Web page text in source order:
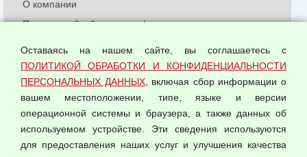
© 2026 ООО "Феникс"
О компании
Политика обработки и конфиденциальности
Согласием на обработку персональных данных
Оферта оптовой купли-продажи
Публичная оферта
Оставаясь на нашем сайте, вы соглашаетесь с
ПОЛИТИКОЙ ОБРАБОТКИ И КОНФИДЕНЦИАЛЬНОСТИ
ПЕРСОНАЛЬНЫХ ДАННЫХ, включая сбор информации о
вашем местоположении, типе, языке и версии
операционной системы и браузера, а также данных об
используемом устройстве. Эти сведения используются
для предоставления наших услуг и улучшения качества